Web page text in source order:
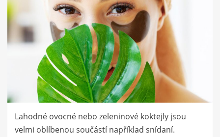
Lahodné ovocné nebo zeleninové koktejly jsou
velmi oblíbenou součástí například snídaní.